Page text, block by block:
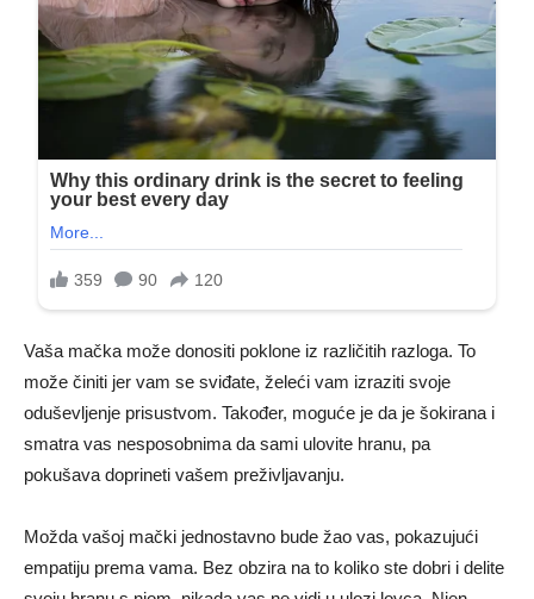
Vaša mačka može donositi poklone iz različitih razloga. To
može činiti jer vam se sviđate, želeći vam izraziti svoje
oduševljenje prisustvom. Također, moguće je da je šokirana i
smatra vas nesposobnima da sami ulovite hranu, pa
pokušava doprineti vašem preživljavanju.
Možda vašoj mački jednostavno bude žao vas, pokazujući
empatiju prema vama. Bez obzira na to koliko ste dobri i delite